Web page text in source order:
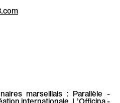
marseillais : Parallèle -
internationale, L’Officina -